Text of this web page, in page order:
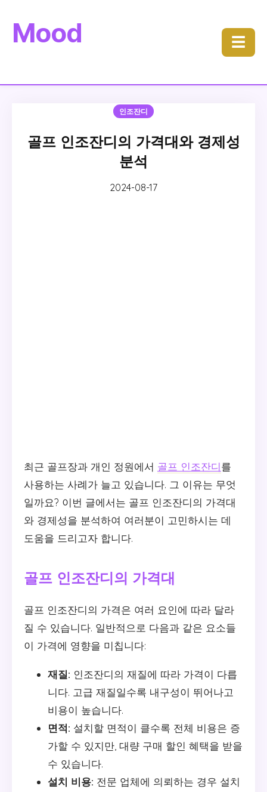
Mood ☰
인조잔디
골프 인조잔디의 가격대와 경제성
분석
2024-08-17
최근 골프장과 개인 정원에서 골프 인조잔디를
사용하는 사례가 늘고 있습니다. 그 이유는 무엇
일까요? 이번 글에서는 골프 인조잔디의 가격대
와 경제성을 분석하여 여러분이 고민하시는 데
도움을 드리고자 합니다.
골프 인조잔디의 가격대
골프 인조잔디의 가격은 여러 요인에 따라 달라
질 수 있습니다. 일반적으로 다음과 같은 요소들
이 가격에 영향을 미칩니다:
재질: 인조잔디의 재질에 따라 가격이 다릅
니다. 고급 재질일수록 내구성이 뛰어나고
비용이 높습니다.
면적: 설치할 면적이 클수록 전체 비용은 증
가할 수 있지만, 대량 구매 할인 혜택을 받을
수 있습니다.
설치 비용: 전문 업체에 의뢰하는 경우 설치